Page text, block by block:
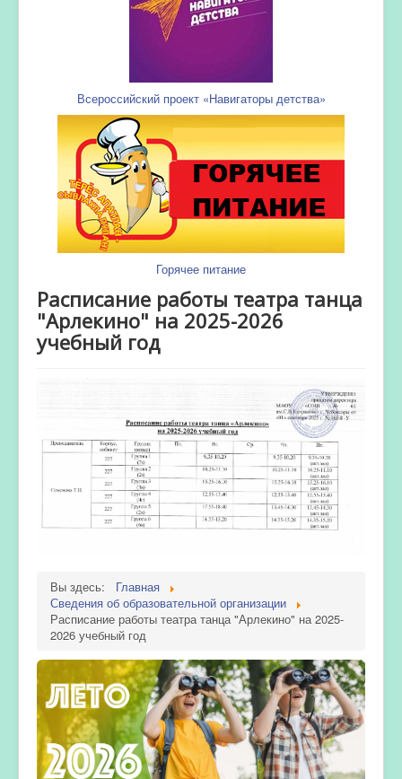
Всероссийский проект «Навигаторы детства»
Горячее питание
Расписание работы театра танца
"Арлекино" на 2025-2026
учебный год
Вы здесь:
Главная
Сведения об образовательной организации
Расписание работы театра танца "Арлекино" на 2025-
2026 учебный год